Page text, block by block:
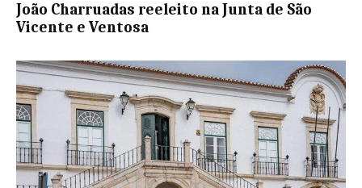
João Charruadas reeleito na Junta de São
Vicente e Ventosa